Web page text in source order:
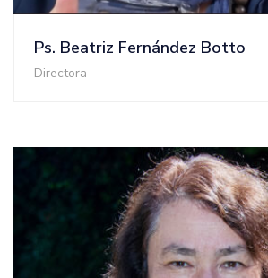
Ps. Beatriz Fernández Botto
Directora